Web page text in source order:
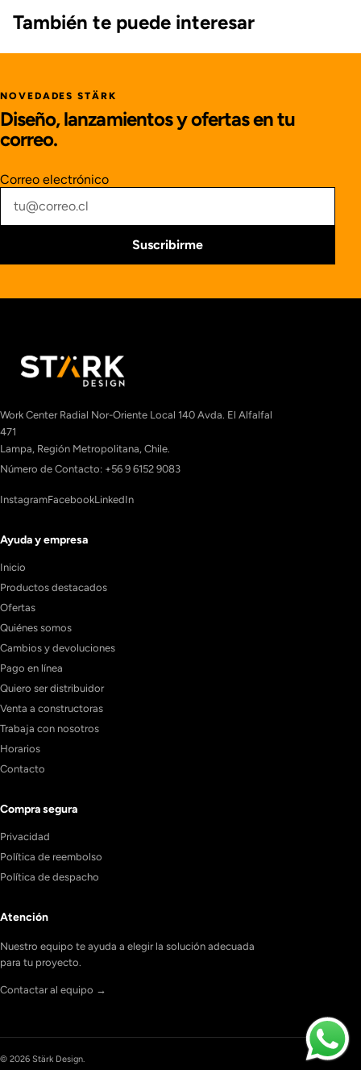
También te puede interesar
NOVEDADES STÄRK
Diseño, lanzamientos y ofertas en tu
correo.
Correo electrónico
Suscribirme
Work Center Radial Nor-Oriente Local 140 Avda. El Alfalfal
471
Lampa, Región Metropolitana, Chile.
Número de Contacto: +56 9 6152 9083
InstagramFacebookLinkedIn
Ayuda y empresa
Inicio
Productos destacados
Ofertas
Quiénes somos
Cambios y devoluciones
Pago en línea
Quiero ser distribuidor
Venta a constructoras
Trabaja con nosotros
Horarios
Contacto
Compra segura
Privacidad
Política de reembolso
Política de despacho
Atención
Nuestro equipo te ayuda a elegir la solución adecuada
para tu proyecto.
Contactar al equipo →
© 2026 Stärk Design.